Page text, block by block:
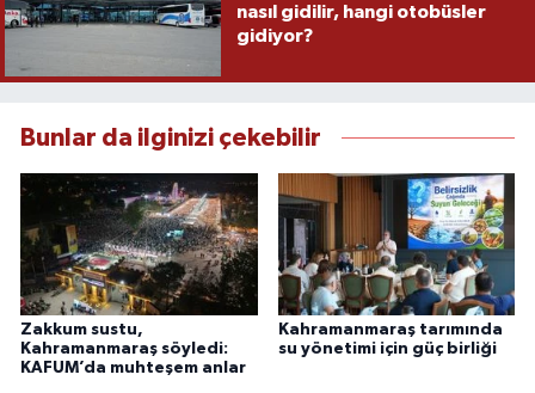
nasıl gidilir, hangi otobüsler
gidiyor?
Bunlar da ilginizi çekebilir
Zakkum sustu,
Kahramanmaraş söyledi:
KAFUM’da muhteşem anlar
Kahramanmaraş tarımında
su yönetimi için güç birliği